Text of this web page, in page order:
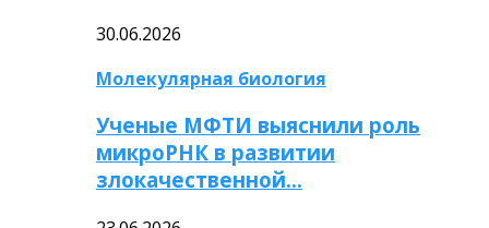
30.06.2026
Молекулярная биология
Ученые МФТИ выяснили роль
микроРНК в развитии
злокачественной…